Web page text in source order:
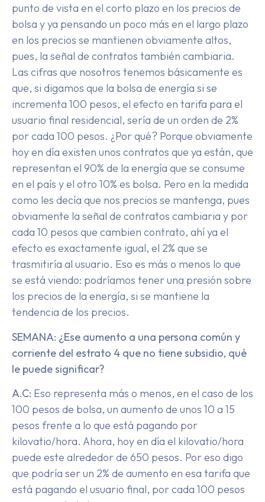
punto de vista en el corto plazo en los precios de
bolsa y ya pensando un poco más en el largo plazo
en los precios se mantienen obviamente altos,
pues, la señal de contratos también cambiaria.
Las cifras que nosotros tenemos básicamente es
que, si digamos que la bolsa de energía si se
incrementa 100 pesos, el efecto en tarifa para el
usuario final residencial, sería de un orden de 2%
por cada 100 pesos. ¿Por qué? Porque obviamente
hoy en día existen unos contratos que ya están, que
representan el 90% de la energía que se consume
en el país y el otro 10% es bolsa. Pero en la medida
como les decía que nos precios se mantenga, pues
obviamente la señal de contratos cambiaria y por
cada 10 pesos que cambien contrato, ahí ya el
efecto es exactamente igual, el 2% que se
trasmitiría al usuario. Eso es más o menos lo que
se está viendo: podríamos tener una presión sobre
los precios de la energía, si se mantiene la
tendencia de los precios.
SEMANA: ¿Ese aumento a una persona común y
corriente del estrato 4 que no tiene subsidio, qué
le puede significar?
A.C: Eso representa más o menos, en el caso de los
100 pesos de bolsa, un aumento de unos 10 a 15
pesos frente a lo que está pagando por
kilovatio/hora. Ahora, hoy en día el kilovatio/hora
puede este alrededor de 650 pesos. Por eso digo
que podría ser un 2% de aumento en esa tarifa que
está pagando el usuario final, por cada 100 pesos